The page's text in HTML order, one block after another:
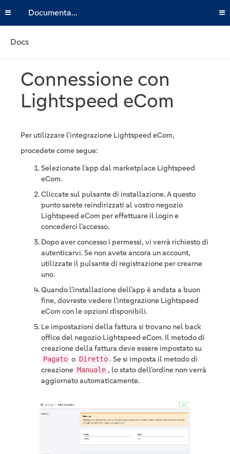
Documentazione
Docs
Connessione con
Lightspeed eCom
Per utilizzare l’integrazione Lightspeed eCom,
procedete come segue:
Selezionate l’app dal marketplace Lightspeed
eCom.
Cliccate sul pulsante di installazione. A questo
punto sarete reindirizzati al vostro negozio
Lightspeed eCom per effettuare il login e
concederci l’accesso.
Dopo aver concesso i permessi, vi verrà richiesto di
autenticarvi. Se non avete ancora un account,
utilizzate il pulsante di registrazione per crearne
uno.
Quando l’installazione dell’app è andata a buon
fine, dovreste vedere l’integrazione Lightspeed
eCom con le opzioni disponibili.
Le impostazioni della fattura si trovano nel back
office del negozio Lightspeed eCom. Il metodo di
creazione della fattura deve essere impostato su
Pagato o Diretto . Se si imposta il metodo di
creazione Manuale , lo stato dell’ordine non verrà
aggiornato automaticamente.